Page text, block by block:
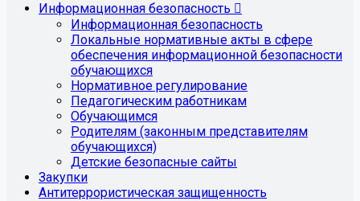
Информационная безопасность
Информационная безопасность
Локальные нормативные акты в сфере
обеспечения информационной безопасности
обучающихся
Нормативное регулирование
Педагогическим работникам
Обучающимся
Родителям (законным представителям
обучающихся)
Детские безопасные сайты
Закупки
Антитеррористическая защищенность